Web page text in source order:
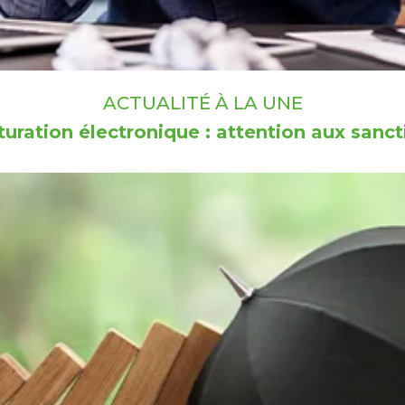
ACTUALITÉ À LA UNE
électronique : attention aux